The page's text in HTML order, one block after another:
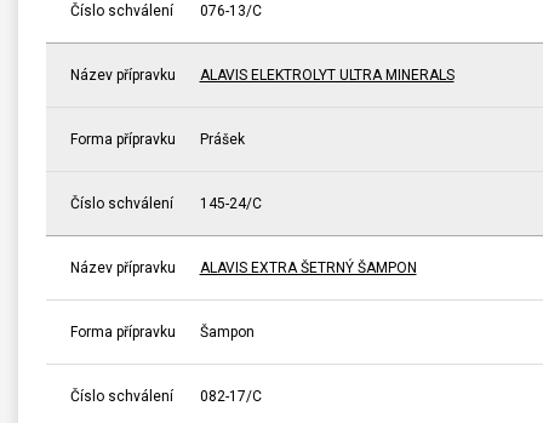
Číslo schválení 076-13/C
Název přípravku ALAVIS ELEKTROLYT ULTRA MINERALS
Forma přípravku Prášek
Číslo schválení 145-24/C
Název přípravku ALAVIS EXTRA ŠETRNÝ ŠAMPON
Forma přípravku Šampon
Číslo schválení 082-17/C